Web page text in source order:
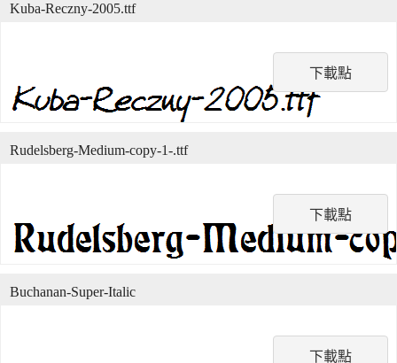
下載點
Kuba-Reczny-2005.ttf
下載點
Rudelsberg-Medium-copy-1-.ttf
下載點
Buchanan-Super-Italic